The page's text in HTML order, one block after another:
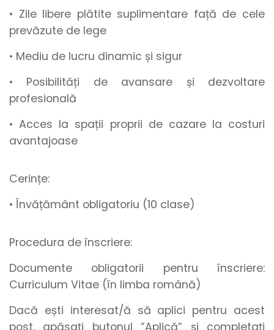
• Zile libere plătite suplimentare față de cele
prevăzute de lege
• Mediu de lucru dinamic și sigur
• Posibilități de avansare și dezvoltare
profesională
• Acces la spații proprii de cazare la costuri
avantajoase
Cerințe:
• Învățământ obligatoriu (10 clase)
Procedura de înscriere:
Documente obligatorii pentru înscriere:
Curriculum Vitae (în limba română)
Dacă ești interesat/ă să aplici pentru acest
post, apăsați butonul”Aplică” și completați